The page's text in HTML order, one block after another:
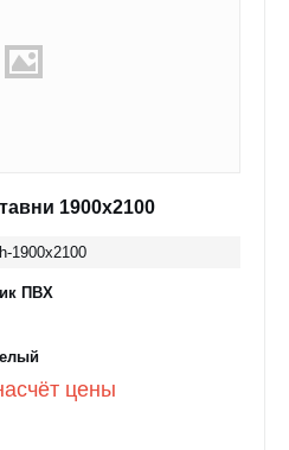
1900x2100
1900x2100
ПВХ
цены